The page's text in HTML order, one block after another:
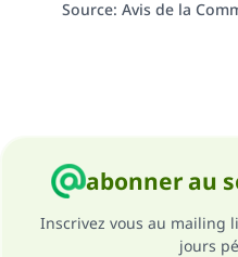
Source: Avis de la
abonner au
Inscrivez vous au mailing
jours